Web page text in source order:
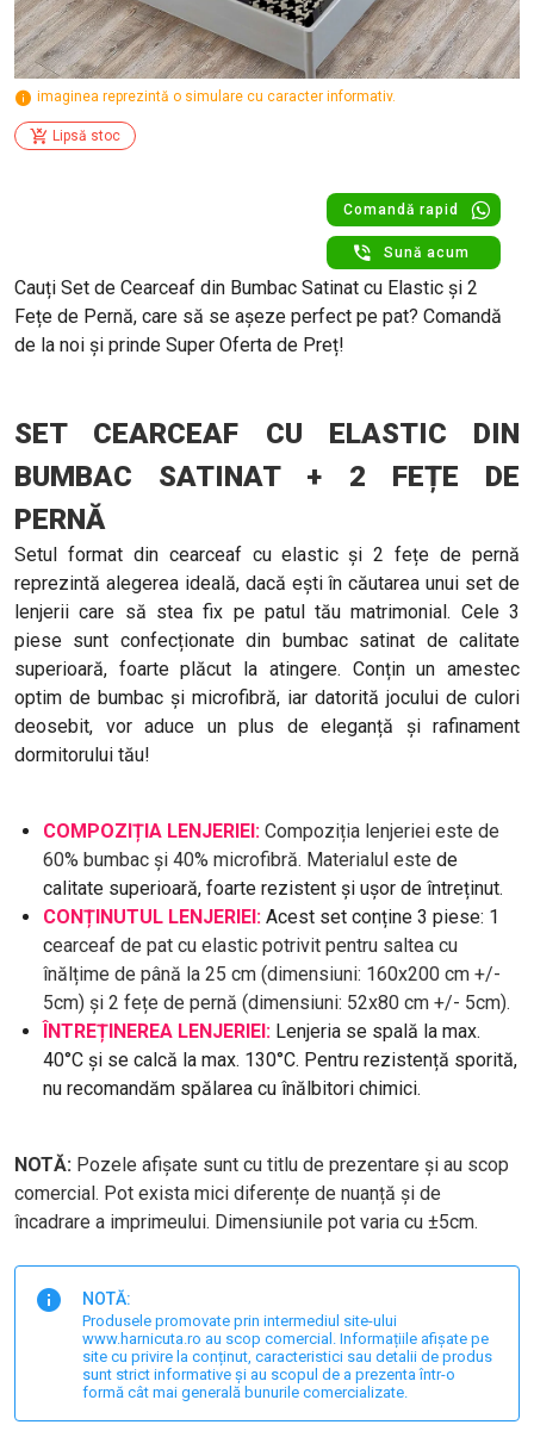
imaginea reprezintă o simulare cu caracter informativ.
Lipsă stoc
Comandă rapid
Sună acum
Cauți Set de Cearceaf din Bumbac Satinat cu Elastic și 2
Fețe de Pernă, care să se așeze perfect pe pat? Comandă
de la noi și prinde Super Oferta de Preț!
SET CEARCEAF CU ELASTIC DIN
BUMBAC SATINAT + 2 FEȚE DE
PERNĂ
Setul format din cearceaf cu elastic și 2 fețe de pernă
reprezintă alegerea ideală, dacă ești în căutarea unui set de
lenjerii care să stea fix pe patul tău matrimonial. Cele 3
piese sunt confecționate din bumbac satinat de calitate
superioară, foarte plăcut la atingere. Conțin un amestec
optim de bumbac și microfibră, iar datorită jocului de culori
deosebit, vor aduce un plus de eleganță și rafinament
dormitorului tău!
COMPOZIȚIA LENJERIEI: Compoziția lenjeriei este de
60% bumbac și 40% microfibră. Materialul este de
calitate superioară, foarte rezistent și ușor de întreținut.
CONȚINUTUL LENJERIEI: Acest set conține 3 piese: 1
cearceaf de pat cu elastic potrivit pentru saltea cu
înălțime de până la 25 cm (dimensiuni: 160x200 cm +/-
5cm) și 2 fețe de pernă (dimensiuni: 52x80 cm +/- 5cm).
ÎNTREȚINEREA LENJERIEI: Lenjeria se spală la max.
40°C și se calcă la max. 130°C. Pentru rezistență sporită,
nu recomandăm spălarea cu înălbitori chimici.
NOTĂ: Pozele afișate sunt cu titlu de prezentare și au scop
comercial. Pot exista mici diferențe de nuanță și de
încadrare a imprimeului. Dimensiunile pot varia cu ±5cm.
NOTĂ:
Produsele promovate prin intermediul site-ului
www.harnicuta.ro au scop comercial. Informațiile afișate pe
site cu privire la conținut, caracteristici sau detalii de produs
sunt strict informative și au scopul de a prezenta într-o
formă cât mai generală bunurile comercializate.